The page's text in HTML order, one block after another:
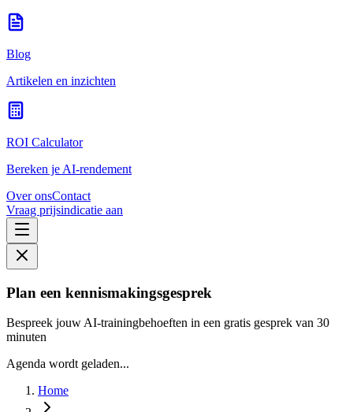
Blog
Artikelen en inzichten
ROI Calculator
Bereken je AI-rendement
Over onsContact
Vraag prijsindicatie aan
Plan een kennismakingsgesprek
Bespreek jouw AI-trainingbehoeften in een gratis gesprek van 30
minuten
Agenda wordt geladen...
Home